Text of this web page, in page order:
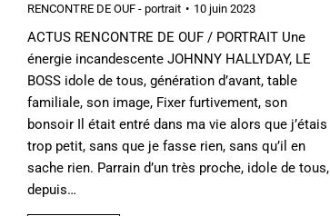
RENCONTRE DE OUF - portrait 10 juin 2023
ACTUS RENCONTRE DE OUF / PORTRAIT Une
énergie incandescente JOHNNY HALLYDAY, LE
BOSS idole de tous, génération d’avant, table
familiale, son image, Fixer furtivement, son
bonsoir Il était entré dans ma vie alors que j’étais
trop petit, sans que je fasse rien, sans qu’il en
sache rien. Parrain d’un très proche, idole de tous,
depuis…